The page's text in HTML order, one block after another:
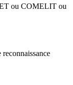
ou COMELIT ou